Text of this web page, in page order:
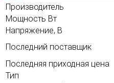
Производитель
Мощность Вт
Напряжение, В
Последний поставщик
Последняя приходная цена
Тип